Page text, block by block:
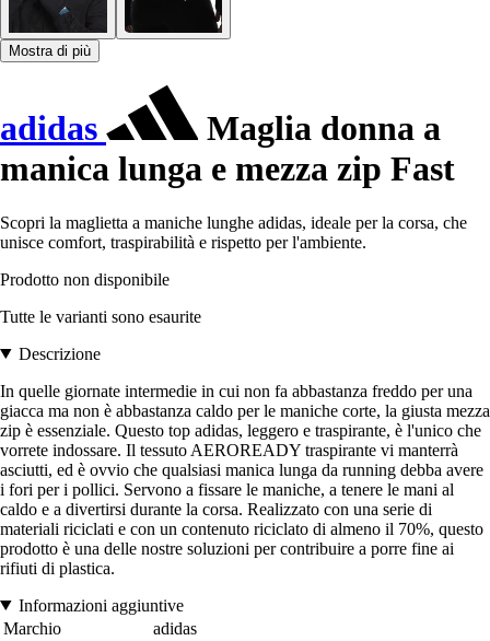
Mostra di più
adidas
Maglia donna a
manica lunga e mezza zip Fast
Scopri la maglietta a maniche lunghe adidas, ideale per la corsa, che
unisce comfort, traspirabilità e rispetto per l'ambiente.
Prodotto non disponibile
Tutte le varianti sono esaurite
Descrizione
In quelle giornate intermedie in cui non fa abbastanza freddo per una
giacca ma non è abbastanza caldo per le maniche corte, la giusta mezza
zip è essenziale. Questo top adidas, leggero e traspirante, è l'unico che
vorrete indossare. Il tessuto AEROREADY traspirante vi manterrà
asciutti, ed è ovvio che qualsiasi manica lunga da running debba avere
i fori per i pollici. Servono a fissare le maniche, a tenere le mani al
caldo e a divertirsi durante la corsa. Realizzato con una serie di
materiali riciclati e con un contenuto riciclato di almeno il 70%, questo
prodotto è una delle nostre soluzioni per contribuire a porre fine ai
rifiuti di plastica.
Informazioni aggiuntive
Marchio
adidas